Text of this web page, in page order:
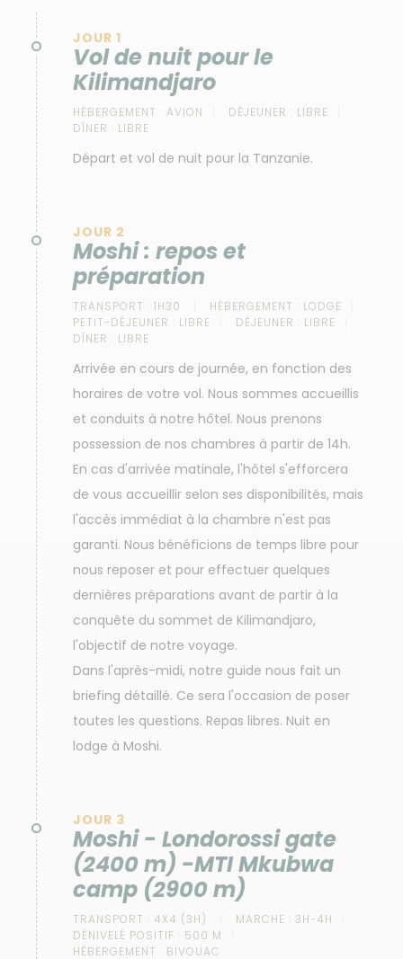
JOUR 1
Vol de nuit pour le
Kilimandjaro
HÉBERGEMENT : AVION DÉJEUNER : LIBRE
DÎNER : LIBRE
Départ et vol de nuit pour la Tanzanie.
JOUR 2
Moshi : repos et
préparation
TRANSPORT : 1H30 HÉBERGEMENT : LODGE
PETIT-DÉJEUNER : LIBRE DÉJEUNER : LIBRE
DÎNER : LIBRE
Arrivée en cours de journée, en fonction des
horaires de votre vol. Nous sommes accueillis
et conduits à notre hôtel. Nous prenons
possession de nos chambres à partir de 14h.
En cas d'arrivée matinale, l'hôtel s'efforcera
de vous accueillir selon ses disponibilités, mais
l'accès immédiat à la chambre n'est pas
garanti. Nous bénéficions de temps libre pour
nous reposer et pour effectuer quelques
dernières préparations avant de partir à la
conquête du sommet de Kilimandjaro,
l'objectif de notre voyage.
Dans l'après-midi, notre guide nous fait un
briefing détaillé. Ce sera l'occasion de poser
toutes les questions. Repas libres. Nuit en
lodge à Moshi.
JOUR 3
Moshi - Londorossi gate
(2400 m) -MTI Mkubwa
camp (2900 m)
TRANSPORT : 4X4 (3H) MARCHE : 3H-4H
DÉNIVELÉ POSITIF : 500 M
HÉBERGEMENT : BIVOUAC